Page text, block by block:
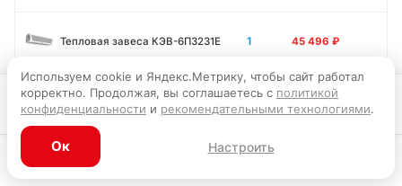
Главная
Тепловая завеса КЭВ-6П3231E 1 45 496 ₽
Тепловая завеса КЭВ-9П3031E 1 45 856₽
Тепловая завеса КЭВ-12П3031E
Используем cookie и Яндекс.Метрику, чтобы сайт работал
корректно. Продолжая, вы соглашаетесь с политикой
конфиденциальности и рекомендательными технологиями.
Ок Настроить
В корзину